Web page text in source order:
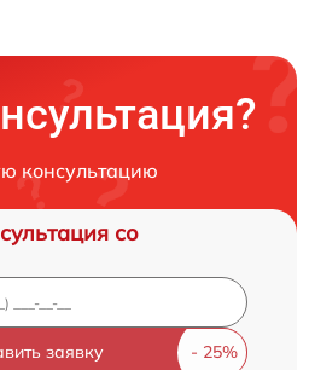
консультацию
со
заявку